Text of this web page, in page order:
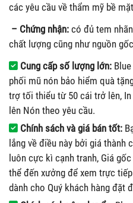
các yêu cầu về thẩm mỹ bề
– Chứng nhận: có đủ tem
chất lượng cũng như nguồn
Cung cấp số lượng lớn:
phối mũ nón bảo hiểm quà
trợ tối thiểu từ 50 cái trở lên,
lên Nón theo yêu cầu.
Chính sách và giá bán tốt:
lắng về điều này bởi giá
luôn cực kì cạnh tranh, Giá
thể đến xưởng để xem trực tiếp
dành cho Quý khách hàng đặt